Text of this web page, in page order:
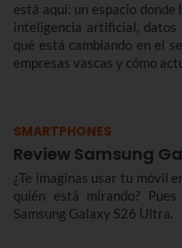
está aquí: un espacio
inteligencia artificial, datos
qué está cambiando en el
empresas vascas y cómo
SMARTPHONES
Review Samsung
¿Te imaginas usar tu móvil
quién está mirando?
Samsung Galaxy S26 Ultra.